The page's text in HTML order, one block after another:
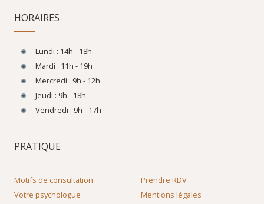
HORAIRES
Lundi : 14h - 18h
Mardi : 11h - 19h
Mercredi : 9h - 12h
Jeudi : 9h - 18h
Vendredi : 9h - 17h
PRATIQUE
Motifs de consultation
Votre psychologue
Prendre RDV
Mentions légales